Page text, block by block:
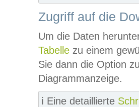
Zugriff auf die
Um die Daten
Tabelle zu einem
Sie dann die Option
Diagrammanzeige.
ℹ️ Eine detaillierte